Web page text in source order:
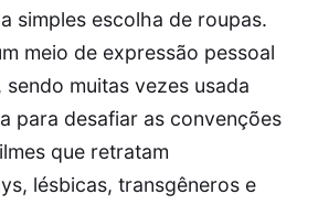
simples escolha de roupas.
meio de expressão pessoal
sendo muitas vezes usada
para desafiar as convenções
que retratam
lésbicas, transgêneros e